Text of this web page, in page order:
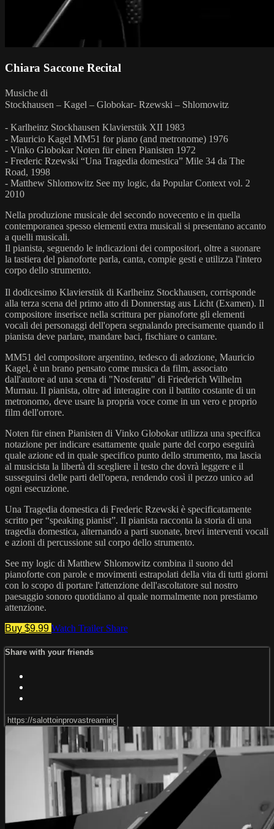
Chiara Saccone Recital
Musiche di
Stockhausen – Kagel – Globokar- Rzewski – Shlomowitz
- Karlheinz Stockhausen Klavierstük XII 1983
- Mauricio Kagel MM51 for piano (and metronome) 1976
- Vinko Globokar Noten für einen Pianisten 1972
- Frederic Rzewski “Una Tragedia domestica” Mile 34 da The
Road, 1998
- Matthew Shlomowitz See my logic, da Popular Context vol. 2
2010
Nella produzione musicale del secondo novecento e in quella
contemporanea spesso elementi extra musicali si presentano accanto
a quelli musicali.
Il pianista, seguendo le indicazioni dei compositori, oltre a suonare
la tastiera del pianoforte parla, canta, compie gesti e utilizza l'intero
corpo dello strumento.
Il dodicesimo Klavierstük di Karlheinz Stockhausen, corrisponde
alla terza scena del primo atto di Donnerstag aus Licht (Examen). Il
compositore inserisce nella scrittura per pianoforte gli elementi
vocali dei personaggi dell'opera segnalando precisamente quando il
pianista deve parlare, mandare baci, fischiare o cantare.
MM51 del compositore argentino, tedesco di adozione, Mauricio
Kagel, è un brano pensato come musica da film, associato
dall'autore ad una scena di "Nosferatu" di Friederich Wilhelm
Murnau. Il pianista, oltre ad interagire con il battito costante di un
metronomo, deve usare la propria voce come in un vero e proprio
film dell'orrore.
Noten für einen Pianisten di Vinko Globokar utilizza una specifica
notazione per indicare esattamente quale parte del corpo eseguirà
quale azione ed in quale specifico punto dello strumento, ma lascia
al musicista la libertà di scegliere il testo che dovrà leggere e il
susseguirsi delle parti dell'opera, rendendo così il pezzo unico ad
ogni esecuzione.
Una Tragedia domestica di Frederic Rzewski è specificatamente
scritto per “speaking pianist”. Il pianista racconta la storia di una
tragedia domestica, alternando a parti suonate, brevi interventi vocali
e azioni di percussione sul corpo dello strumento.
See my logic di Matthew Shlomowitz combina il suono del
pianoforte con parole e movimenti estrapolati della vita di tutti giorni
con lo scopo di portare l'attenzione dell'ascoltatore sul nostro
paesaggio sonoro quotidiano al quale normalmente non prestiamo
attenzione.
Buy $9.99 Watch Trailer Share
Share with your friends